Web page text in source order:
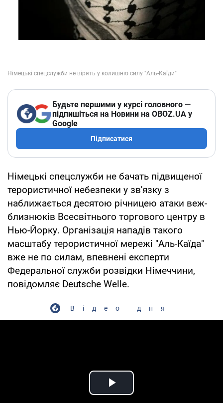
Будьте першими у курсі головного —
підпишіться на Новини на OBOZ.UA у
Google
Підписатися
Німецькі спецслужби не бачать підвищеної
терористичної небезпеки у зв'язку з
наближається десятою річницею атаки веж-
близнюків Всесвітнього торгового центру в
Нью-Йорку. Організація нападів такого
масштабу терористичної мережі "Аль-Каїда"
вже не по силам, впевнені експерти
Федеральної служби розвідки Німеччини,
повідомляє Deutsche Welle.
Відео дня
Play Video